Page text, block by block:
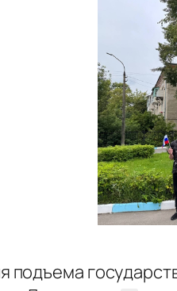
подъема